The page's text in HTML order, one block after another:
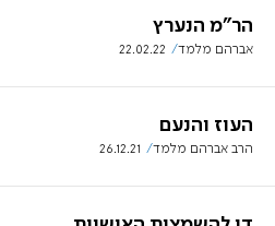
הר"מ הנערץ
אברהם מלמד 22.02.22
העוז והנעם
הרב אברהם מלמד 26.12.21